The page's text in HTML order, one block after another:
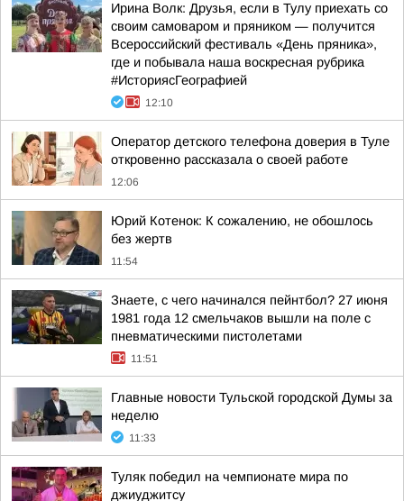
Ирина Волк: Друзья, если в Тулу приехать со
своим самоваром и пряником — получится
Всероссийский фестиваль «День пряника»,
где и побывала наша воскресная рубрика
#ИсториясГеографией
12:10
Оператор детского телефона доверия в Туле
откровенно рассказала о своей работе
12:06
Юрий Котенок: К сожалению, не обошлось
без жертв
11:54
Знаете, с чего начинался пейнтбол? 27 июня
1981 года 12 смельчаков вышли на поле с
пневматическими пистолетами
11:51
Главные новости Тульской городской Думы за
неделю
11:33
Туляк победил на чемпионате мира по
джиуджитсу